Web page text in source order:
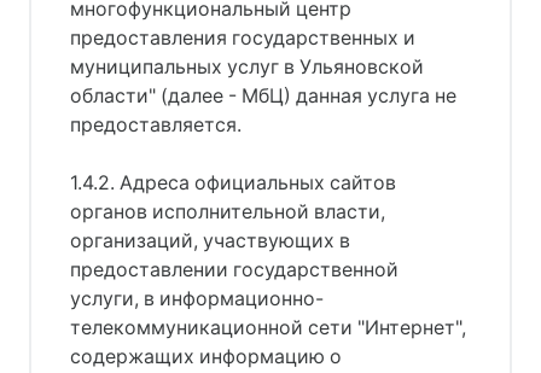
многофункциональный центр
предоставления государственных и
муниципальных услуг в Ульяновской
области" (далее - МбЦ) данная услуга не
предоставляется.
1.4.2. Адреса официальных сайтов
органов исполнительной власти,
организаций, участвующих в
предоставлении государственной
услуги, в информационно-
телекоммуникационной сети "Интернет",
содержащих информацию о